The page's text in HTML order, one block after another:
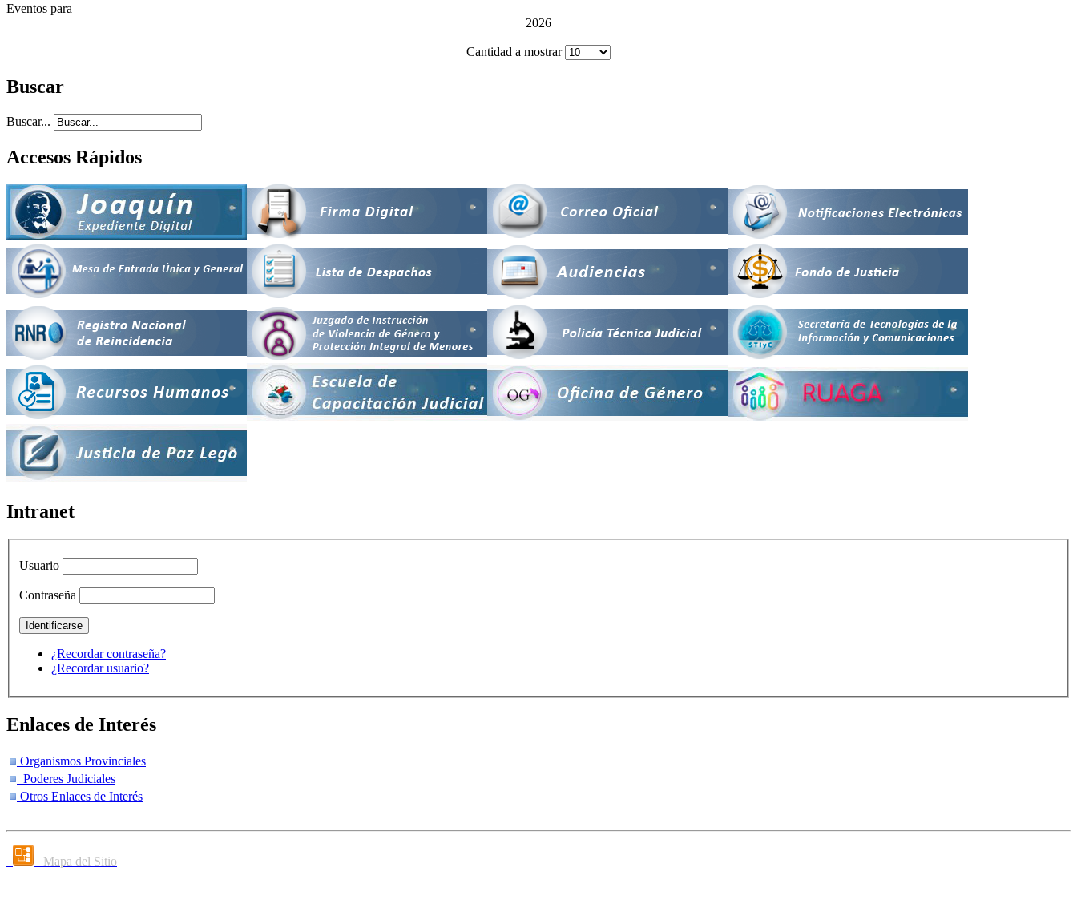
Eventos para
2026
Cantidad a mostrar
Buscar
Buscar...
Accesos Rápidos
Intranet
Usuario
Contraseña
¿Recordar contraseña?
¿Recordar usuario?
Enlaces de Interés
Organismos Provinciales
Poderes Judiciales
Otros Enlaces de Interés
Mapa del Sitio